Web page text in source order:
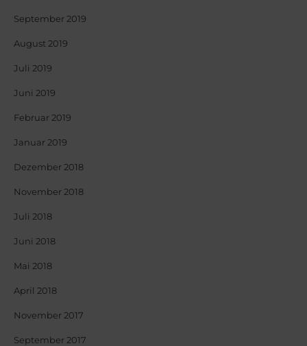
September 2019
August 2019
Juli 2019
Juni 2019
Februar 2019
Januar 2019
Dezember 2018
November 2018
Juli 2018
Juni 2018
Mai 2018
April 2018
November 2017
September 2017